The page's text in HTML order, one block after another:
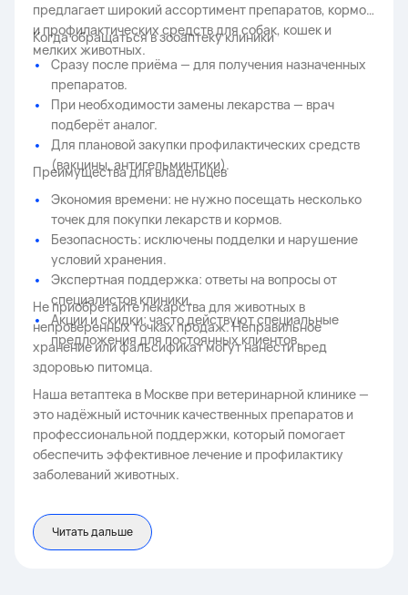
предлагает широкий ассортимент препаратов, кормов
и профилактических средств для собак, кошек и
мелких животных.
Когда обращаться в зооаптеку клиники
Сразу после приёма — для получения назначенных
препаратов.
При необходимости замены лекарства — врач
подберёт аналог.
Для плановой закупки профилактических средств
(вакцины, антигельминтики).
Преимущества для владельцев
Экономия времени: не нужно посещать несколько
точек для покупки лекарств и кормов.
Безопасность: исключены подделки и нарушение
условий хранения.
Экспертная поддержка: ответы на вопросы от
специалистов клиники.
Акции и скидки: часто действуют специальные
предложения для постоянных клиентов.
Не приобретайте лекарства для животных в
непроверенных точках продаж. Неправильное
хранение или фальсификат могут нанести вред
здоровью питомца.
Наша ветаптека в Москве при ветеринарной клинике —
это надёжный источник качественных препаратов и
профессиональной поддержки, который помогает
обеспечить эффективное лечение и профилактику
заболеваний животных.
Читать дальше